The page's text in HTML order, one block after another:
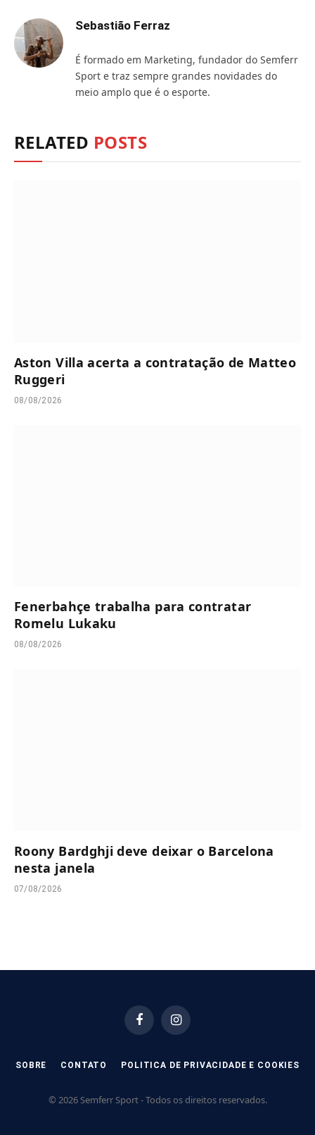
Sebastião Ferraz
É formado em Marketing, fundador do Semferr
Sport e traz sempre grandes novidades do
meio amplo que é o esporte.
RELATED POSTS
Aston Villa acerta a contratação de Matteo
Ruggeri
08/08/2026
Fenerbahçe trabalha para contratar
Romelu Lukaku
08/08/2026
Roony Bardghji deve deixar o Barcelona
nesta janela
07/08/2026
FacebookInstagram
SOBRE CONTATO POLITICA DE PRIVACIDADE E COOKIES
© 2026 Semferr Sport - Todos os direitos reservados.